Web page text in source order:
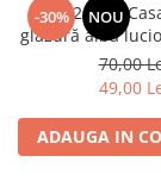
-30% NOU
Set 2 Căni
glazură albă
70,00
49,00
ADAUGA IN